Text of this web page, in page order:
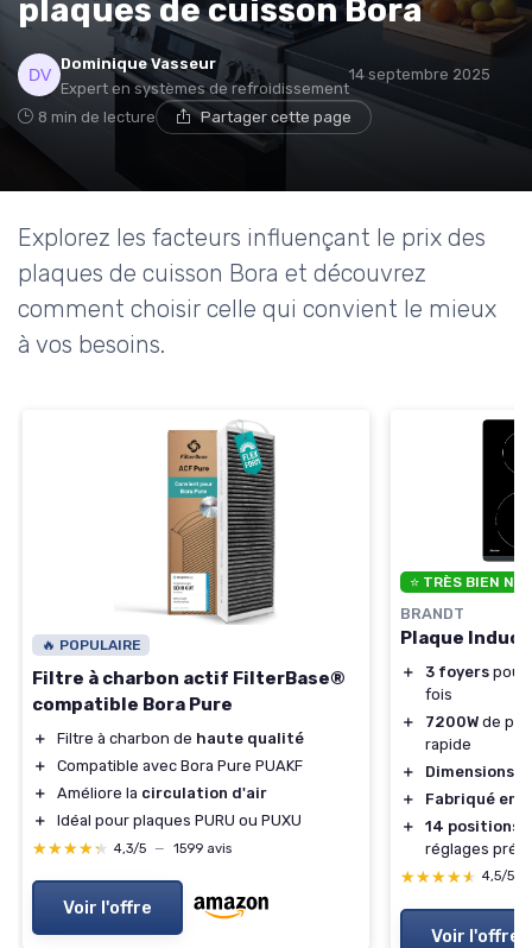
plaques de cuisson Bora
Dominique Vasseur
Expert en systèmes de refroidissement
14 septembre 2025
8 min de lecture Partager cette page
Explorez les facteurs influençant le prix des
plaques de cuisson Bora et découvrez
comment choisir celle qui convient le mieux
à vos besoins.
🔥 POPULAIRE
Filtre à charbon actif FilterBase®
compatible Bora Pure
＋ Filtre à charbon de haute qualité
＋
Compatible avec Bora Pure PUAKF
＋
Améliore la circulation d'air
＋
Idéal pour plaques PURU ou PUXU
★★★★★
★★★★★ 4,3/5 — 1599 avis
Voir l'offre
⭐ TRÈS BIEN
BRANDT
Plaque
＋ 3 foyers pour
fois
＋
7200W de
rapide
＋
Dimensions
＋
Fabriqué en
＋
14 positions
réglages
★★★★★
★★★★★ 4,5/5
Voir l'offre
* En m'inscrivant, j'accepte de recevoir la newsletter
d'Appareils Ménagers et les offres de ses partenaires.
Non merci, peut-être plus tard